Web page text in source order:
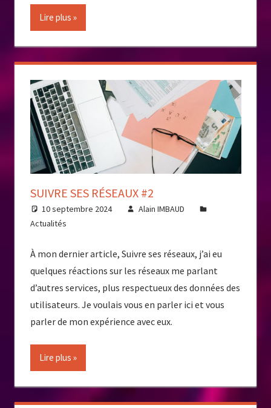
Lire plus
SUIVRE SES RÉSEAUX #2
10 septembre 2024
Alain IMBAUD
Actualités
À mon dernier article, Suivre ses réseaux, j’ai eu
quelques réactions sur les réseaux me parlant
d’autres services, plus respectueux des données des
utilisateurs. Je voulais vous en parler ici et vous
parler de mon expérience avec eux.
Lire plus